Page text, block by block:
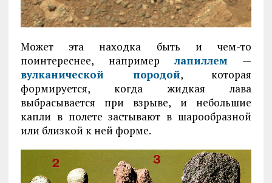
Может эта находка быть и чем-то
поинтереснее, напримерлапиллем —
вулканической породой, которая
формируется, когда жидкая лава
выбрасывается при взрыве, и небольшие
капли в полете застывают в шарообразной
или близкой к ней форме.